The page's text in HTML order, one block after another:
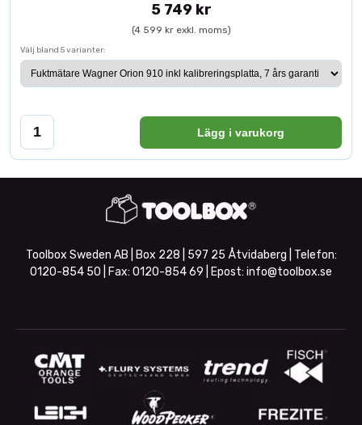
5 749 kr
(4 599 kr exkl. moms)
Välj bland 5 varianter:
Lägg i varukorg
Toolbox Sweden AB | Box 228 | 597 25 Åtvidaberg | Telefon:
0120-854 50 | Fax: 0120-854 69 | Epost: info@toolbox.se